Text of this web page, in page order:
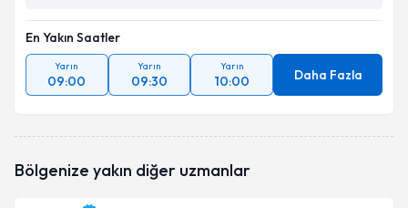
En Yakın Saatler
Yarın
09:00
Yarın
09:30
Yarın
10:00 Daha Fazla
Bölgenize yakın diğer uzmanlar